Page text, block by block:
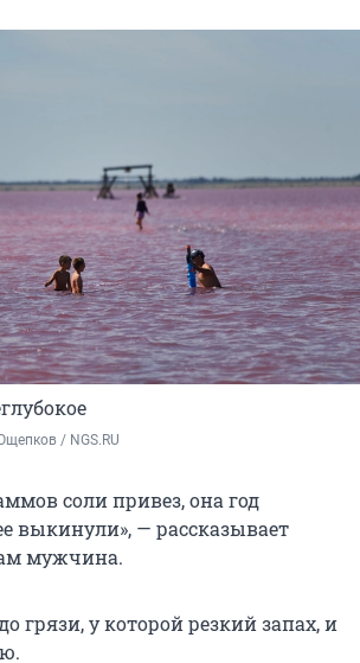
/ NGS.RU
соли привез, она год
выкинули», — рассказывает
мужчина.
грязи, у которой резкий запах, и